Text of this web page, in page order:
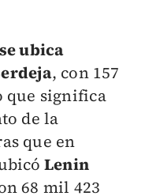
ubica
, con 157
que significa
de la
que en
Lenin
68 mil 423